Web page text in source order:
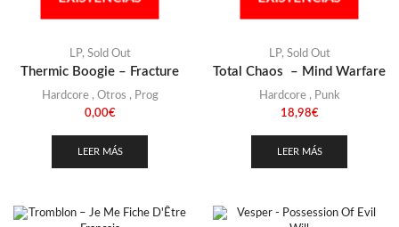
LP, Sold Out
Thermic Boogie – Fracture
Hardcore, Otros , Prog
0,00€
LEER MÁS
LP, Sold Out
Total Chaos – Mind Warfare
Hardcore, Punk
18,98€
LEER MÁS